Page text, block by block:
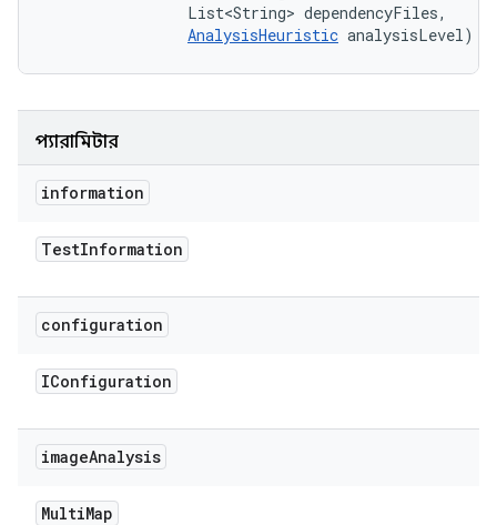
                List<String> dependencyFiles,
AnalysisHeuristic analysisLevel)
প্যারামিটার
information
TestInformation
configuration
IConfiguration
imageAnalysis
MultiMap